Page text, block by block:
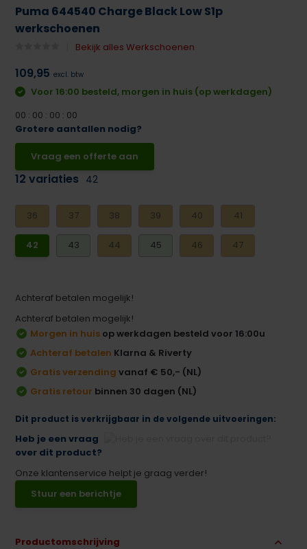
Puma 644540 Charge Black Low S1p
werkschoenen
Bekijk alles Werkschoenen
109,95 excl. btw
Voor 16:00 besteld, morgen in huis (op werkdagen)
00 : 00 : 00 : 00
Grotere aantallen nodig?
Vraag een offerte aan
12 variaties 42
36 37 38 39 40 41
42 43 44 45 46 47
Achteraf betalen mogelijk!
Achteraf betalen mogelijk!
Morgen in huis op werkdagen besteld voor 16:00u
Achteraf betalen Klarna & Riverty
Gratis verzending vanaf € 50,- (NL)
Gratis retour binnen 30 dagen (NL)
Dit product is verkrijgbaar in de volgende uitvoeringen:
Heb je een vraag
over dit product?
Onze klantenservice helpt je graag verder!
Stuur een berichtje
Productomschrijving